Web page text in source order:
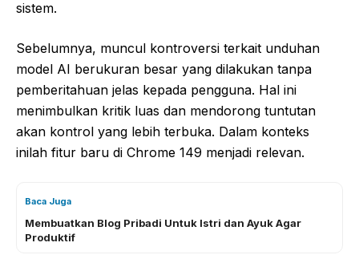
sistem.
Sebelumnya, muncul kontroversi terkait unduhan
model AI berukuran besar yang dilakukan tanpa
pemberitahuan jelas kepada pengguna. Hal ini
menimbulkan kritik luas dan mendorong tuntutan
akan kontrol yang lebih terbuka. Dalam konteks
inilah fitur baru di Chrome 149 menjadi relevan.
Baca Juga
Membuatkan Blog Pribadi Untuk Istri dan Ayuk Agar
Produktif